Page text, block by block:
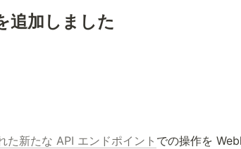
追加しました
た新たな API エンドポイント での操作を